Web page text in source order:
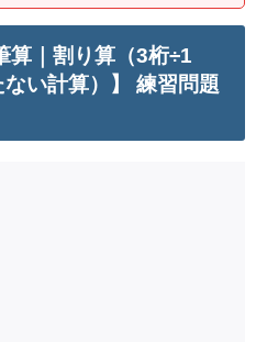
算｜割り算（3桁÷1
い計算）】 練習問題